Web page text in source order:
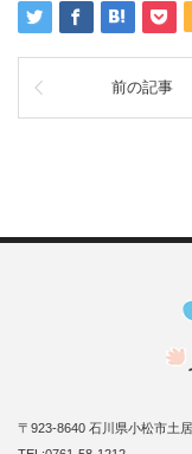
前の記事
〒923-8640 石川県小松市土